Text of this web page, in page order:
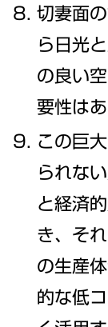
切妻面
ら日光
の良い
要性はあ
この巨
られな
と経済
き、そ
の生産
的な低